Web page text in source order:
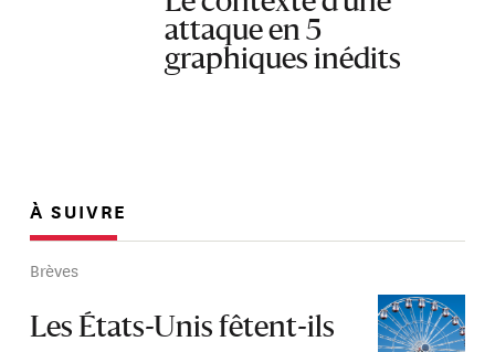
attaque en 5
graphiques inédits
À SUIVRE
Brèves
Les États-Unis fêtent-ils